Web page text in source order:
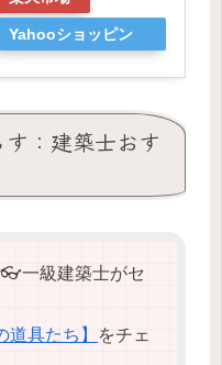
Yahooショッピン
：建築士おす
一級建築士がセ
道具たち】
をチェ